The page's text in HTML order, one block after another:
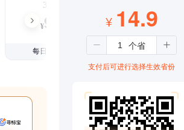
3个月
¥99
每日仅1.08元
¥ 14.9
支付后可进行选择生效省份